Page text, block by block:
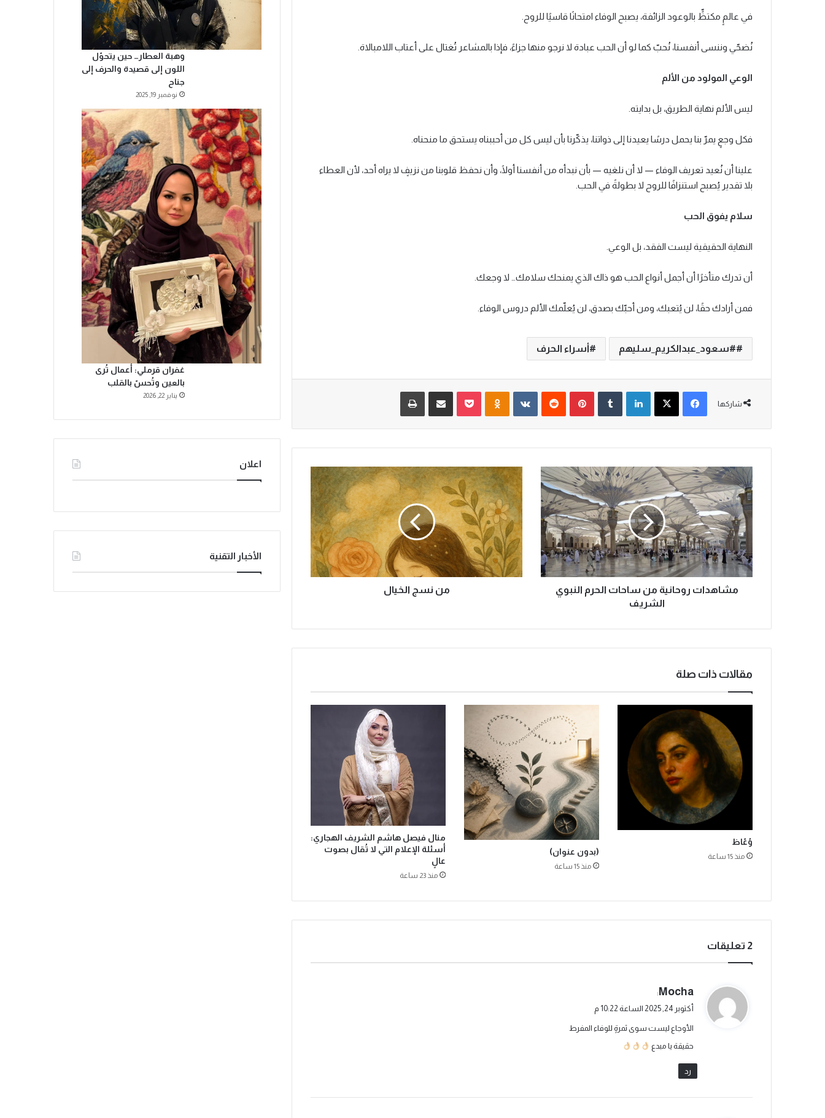
في عالمٍ مكتظٍّ بالوعود الزائفة، يصبح الوفاء امتحانًا قاسيًا للروح.
نُضحّي وننسى أنفسنا، نُحبّ كما لو أن الحب عبادة لا نرجو منها جزاءً، فإذا بالمشاعر تُغتال على أعتاب اللامبالاة.
الوعي المولود من الألم
ليس الألم نهاية الطريق، بل بدايته.
فكل وجعٍ يمرّ بنا يحمل درسًا يعيدنا إلى ذواتنا، يذكّرنا بأن ليس كل من أحببناه يستحق ما منحناه.
علينا أن نُعيد تعريف الوفاء — لا أن نلغيه — بأن نبدأه من أنفسنا أولًا، وأن نحفظ قلوبنا من نزيفٍ لا يراه أحد، لأن العطاء
بلا تقدير يُصبح استنزافًا للروح لا بطولةً في الحب.
سلام يفوق الحب
النهاية الحقيقية ليست الفقد، بل الوعي.
أن تدرك متأخرًا أن أجمل أنواع الحب هو ذاك الذي يمنحك سلامك… لا وجعك.
فمن أرادك حقًا، لن يُتعبك، ومن أحبّك بصدق، لن يُعلّمك الألم دروس الوفاء.
#سعود_عبدالكريم_سليهم أسراء الحرف
شاركها
فيسبوك ‫X لينكدإن بينتيريست ‏VKontakte
م
ش
ا
ه
ت
ر
و
ي
س
ا
ح
ب
و
ف
مشاهدات روحانية من ساحات الحرم النبوي
الشريف
م
ن
ن
س
ج
ا
ل
ي
من نسج الخيال
مقالات ذات صلة
وُعّاظ
منذ 15 ساعة (بدون عنوان)
منذ 15 ساعة
منال فيصل هاشم الشريف الهجاري:
أسئلة الإعلام التي لا تُقال بصوت
عالٍ
منذ 23 ساعة
‫2 تعليقات
ي
ق
ل
Mocha
:
أكتوبر 24, 2025 الساعة 10:22 م
الأوجاع ليست سوى ثمرةٍ للوفاء المفرط
حقيقة يا مبدع
رد
وهبة العطار… حين يتحوّل
اللون إلى قصيدة والحرف إلى
جناح
نوفمبر 19, 2025
غفران قرملي: أعمال تُرى
بالعين وتُحسّ بالقلب
يناير 22, 2026
اعلان
الأخبار التقنية